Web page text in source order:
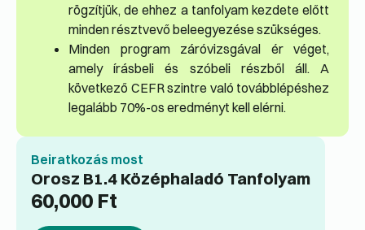
rögzítjük, de ehhez a tanfolyam kezdete előtt
minden résztvevő beleegyezése szükséges.
Minden program záróvizsgával ér véget,
amely írásbeli és szóbeli részből áll. A
következő CEFR szintre való továbblépéshez
legalább 70%-os eredményt kell elérni.
Beiratkozás most
Orosz B1.4 Középhaladó Tanfolyam
60,000 Ft